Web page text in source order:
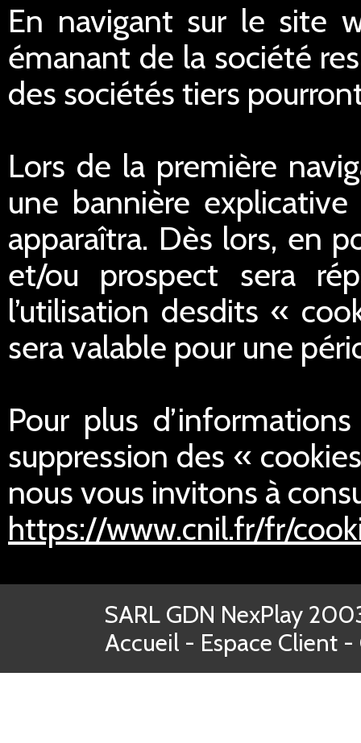
En navigant sur le site
émanant de la société
des sociétés tiers
Lors de la première
une bannière
apparaîtra. Dès lors, en
et/ou prospect sera
l’utilisation desdits «
sera valable pour une
Pour plus
suppression des «
nous vous invitons à
https://www.cnil.fr/fr/
SARL GDN NexPlay
Accueil - Espace Client -